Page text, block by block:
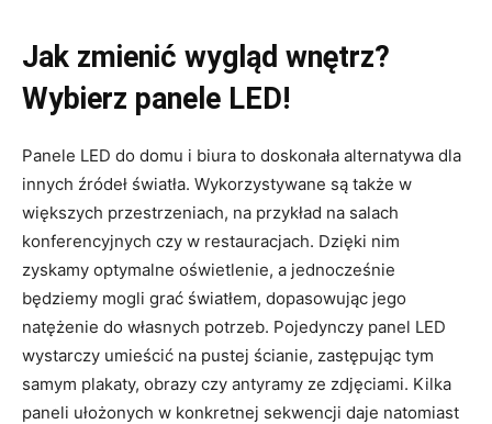
Jak zmienić wygląd wnętrz?
Wybierz panele LED!
Panele LED do domu i biura to doskonała alternatywa dla
innych źródeł światła. Wykorzystywane są także w
większych przestrzeniach, na przykład na salach
konferencyjnych czy w restauracjach. Dzięki nim
zyskamy optymalne oświetlenie, a jednocześnie
będziemy mogli grać światłem, dopasowując jego
natężenie do własnych potrzeb. Pojedynczy panel LED
wystarczy umieścić na pustej ścianie, zastępując tym
samym plakaty, obrazy czy antyramy ze zdjęciami. Kilka
paneli ułożonych w konkretnej sekwencji daje natomiast